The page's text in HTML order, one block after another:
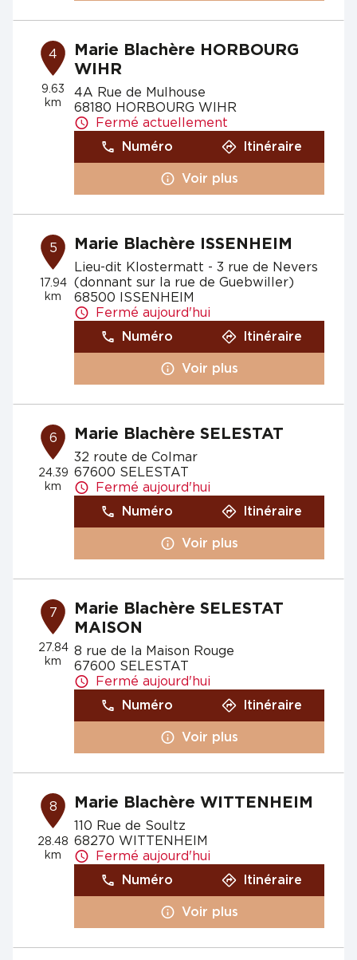
4
9.63
km
Marie Blachère HORBOURG
WIHR
4A Rue de Mulhouse
68180 HORBOURG WIHR
Fermé actuellement
Numéro
Itinéraire
Voir plus
5
17.94
km
Marie Blachère ISSENHEIM
Lieu-dit Klostermatt - 3 rue de Nevers
(donnant sur la rue de Guebwiller)
68500 ISSENHEIM
Fermé aujourd'hui
Numéro
Itinéraire
Voir plus
6
24.39
km
Marie Blachère SELESTAT
32 route de Colmar
67600 SELESTAT
Fermé aujourd'hui
Numéro
Itinéraire
Voir plus
7
27.84
km
Marie Blachère SELESTAT
MAISON
8 rue de la Maison Rouge
67600 SELESTAT
Fermé aujourd'hui
Numéro
Itinéraire
Voir plus
8
28.48
km
Marie Blachère WITTENHEIM
110 Rue de Soultz
68270 WITTENHEIM
Fermé aujourd'hui
Numéro
Itinéraire
Voir plus